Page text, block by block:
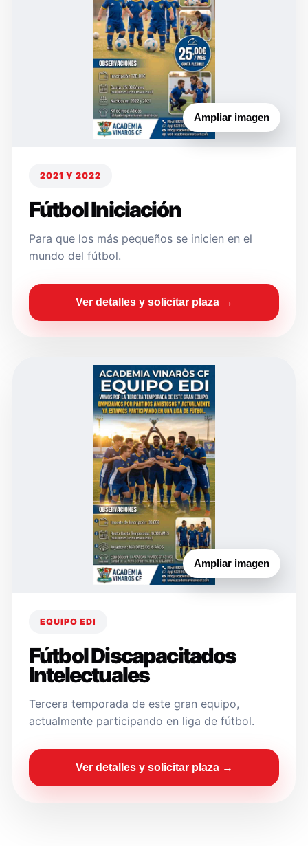
Ampliar imagen
2021 Y 2022
Fútbol Iniciación
Para que los más pequeños se inicien en el
mundo del fútbol.
Ver detalles y solicitar plaza →
Ampliar imagen
EQUIPO EDI
Fútbol Discapacitados
Intelectuales
Tercera temporada de este gran equipo,
actualmente participando en liga de fútbol.
Ver detalles y solicitar plaza →